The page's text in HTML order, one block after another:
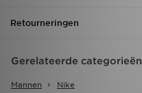
Retourneringen
Gerelateerde categorieën
Mannen Nike